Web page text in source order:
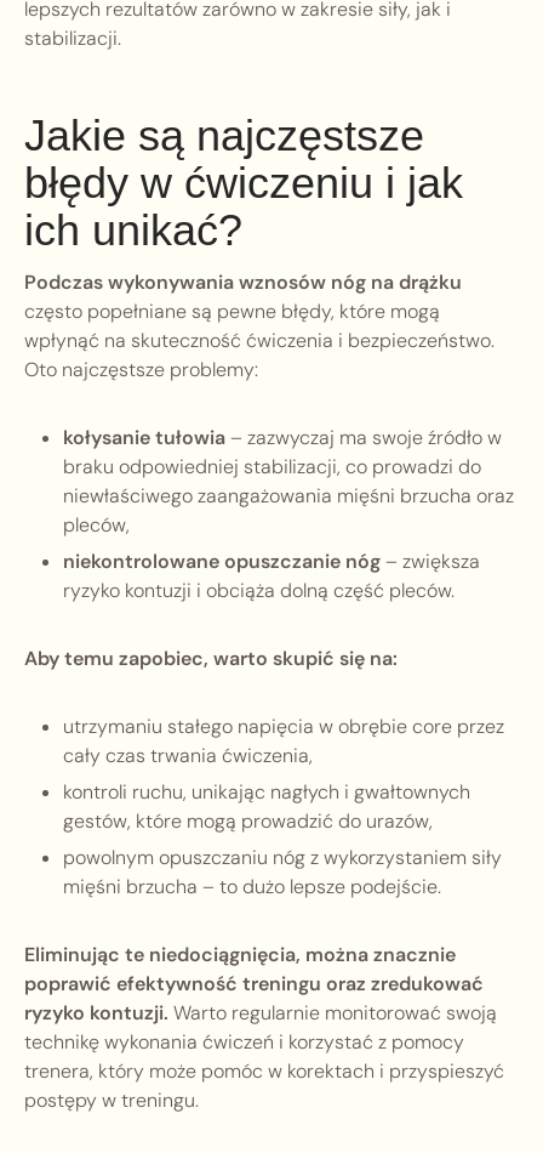
lepszych rezultatów zarówno w zakresie siły, jak i
stabilizacji.
Jakie są najczęstsze
błędy w ćwiczeniu i jak
ich unikać?
Podczas wykonywania wznosów nóg na drążku
często popełniane są pewne błędy, które mogą
wpłynąć na skuteczność ćwiczenia i bezpieczeństwo.
Oto najczęstsze problemy:
kołysanie tułowia– zazwyczaj ma swoje źródło w
braku odpowiedniej stabilizacji, co prowadzi do
niewłaściwego zaangażowania mięśni brzucha oraz
pleców,
niekontrolowane opuszczanie nóg– zwiększa
ryzyko kontuzji i obciąża dolną część pleców.
Aby temu zapobiec, warto skupić się na:
utrzymaniu stałego napięcia w obrębie core przez
cały czas trwania ćwiczenia,
kontroli ruchu, unikając nagłych i gwałtownych
gestów, które mogą prowadzić do urazów,
powolnym opuszczaniu nóg z wykorzystaniem siły
mięśni brzucha – to dużo lepsze podejście.
Eliminując te niedociągnięcia, można znacznie
poprawić efektywność treningu oraz zredukować
ryzyko kontuzji. Warto regularnie monitorować swoją
technikę wykonania ćwiczeń i korzystać z pomocy
trenera, który może pomóc w korektach i przyspieszyć
postępy w treningu.